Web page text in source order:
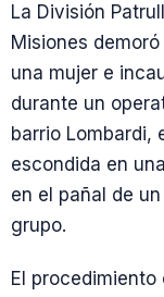
La División
Misiones
una mujer e
durante un
barrio Lombardi,
escondida en
en el pañal de
grupo.
El procedimiento